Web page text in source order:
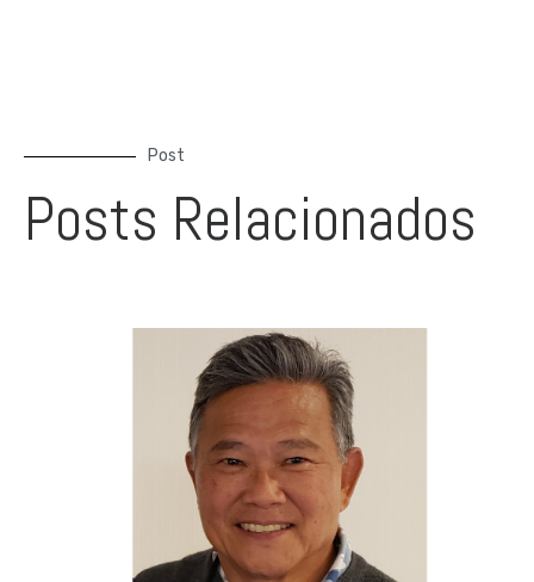
Post
Posts Relacionados